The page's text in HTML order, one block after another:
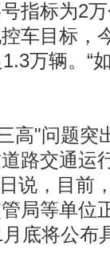
标为2万
车目标，
万辆。“
"问题突
路交通运
说，目前
局等单位
底将公布